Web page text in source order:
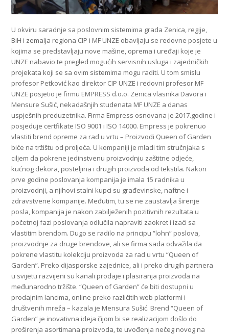
U okviru saradnje sa poslovnim sistemima grada Zenica, regije,
BiH i zemalja regiona CIP i MF UNZE obavljaju se redovne posjete u
kojima se predstavljaju nove mašine, oprema i uređaji koje je
UNZE nabavio te pregled mogućih servisnih usluga i zajedničkih
projekata koji se sa ovim sistemima mogu raditi. U tom smislu
profesor Petković kao direktor CIP UNZE i redovni profesor MF
UNZE posjetio je firmu EMPRESS d.o.o. Zenica vlasnika Davora i
Mensure Sušić, nekadašnjih studenata MF UNZE a danas
uspješnih preduzetnika. Firma Empress osnovana je 2017.godine i
posjeduje certfikate ISO 9001 i ISO 14000. Empress je pokrenuo
vlastiti brend opreme za rad u vrtu – Proizvodi Queen of Garden
biće na tržištu od proljeća. U kompaniji je mladi tim stručnjaka s
ciljem da pokrene jedinstvenu proizvodnju zaštitne odjeće,
kućnog dekora, posteljina i drugih proizvoda od tekstila. Nakon
prve godine poslovanja kompanija je imala 15 radnika u
proizvodnji, a njihovi stalni kupci su građevinske, naftne i
zdravstvene kompanije. Međutim, tu se ne zaustavlja širenje
posla, kompanija je nakon zabilježenih pozitivnih rezultata u
početnoj fazi poslovanja odlučila napraviti zaokret i izaći sa
vlastitim brendom. Dugo se radilo na principu “lohn” poslova,
proizvodnje za druge brendove, ali se firma sada odvažila da
pokrene vlastitu kolekciju proizvoda za rad u vrtu “Queen of
Garden”. Preko dijasporske zajednice, ali i preko drugih partnera
u svijetu razvijeni su kanali prodaje i plasiranja proizvoda na
međunarodno tržište. “Queen of Garden” će biti dostupni u
prodajnim lancima, online preko različitih web platformi i
društvenih mreža – kazala je Mensura Sušić. Brend “Queen of
Garden” je inovativna ideja čijom bi se realizacijom došlo do
proširenja asortimana proizvoda, te uvođenja nečeg novog na